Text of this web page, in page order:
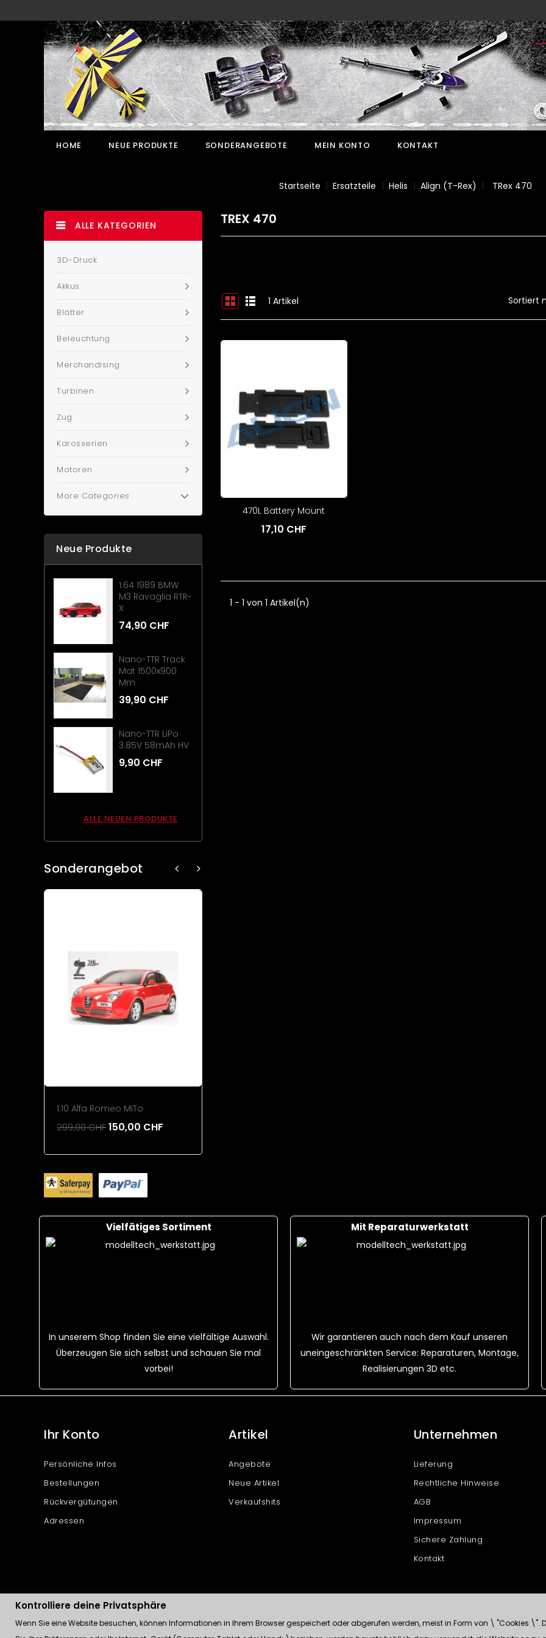
HOME NEUE PRODUKTE SONDERANGEBOTE MEIN KONTO KONTAKT
Startseite Ersatzteile Helis Align (T-Rex) TRex 470
ALLE KATEGORIEN
3D-Druck
Akkus
Blätter
Beleuchtung
Merchandising
Turbinen
Zug
Karosserien
Motoren
More Categories
Neue Produkte
1:64 1989 BMW
M3 Ravaglia RTR-
X
74,90 CHF
Nano-TTR Track
Mat 1500x900
Mm
39,90 CHF
Nano-TTR LiPo
3.85V 58mAh HV
9,90 CHF
ALLE NEUEN PRODUKTE
Sonderangebot
1:10 Alfa Romeo MiTo
299,00 CHF150,00 CHF
TREX 470
1 Artikel Sortiert
470L Battery Mount
17,10 CHF
1 - 1 von 1 Artikel(n)
Vielfätiges Sortiment
In unserem Shop finden Sie eine vielfältige Auswahl.
Überzeugen Sie sich selbst und schauen Sie mal
vorbei!
Mit Reparaturwerkstatt
Wir garantieren auch nach dem Kauf unseren
uneingeschränkten Service: Reparaturen, Montage,
Realisierungen 3D etc.
Ihr Konto
Persönliche Infos
Bestellungen
Rückvergütungen
Adressen
Artikel
Angebote
Neue Artikel
Verkaufshits
Unternehmen
Lieferung
Rechtliche Hinweise
AGB
Impressum
Sichere Zahlung
Kontakt
Kontrolliere deine Privatsphäre
Wenn Sie eine Website besuchen, können Informationen in Ihrem Browser gespeichert oder abgerufen werden, meist in Form von \ "Cookies \".